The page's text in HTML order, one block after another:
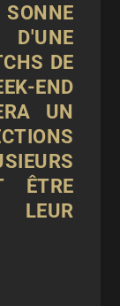
DE
END
UN
ÊTRE
LEUR